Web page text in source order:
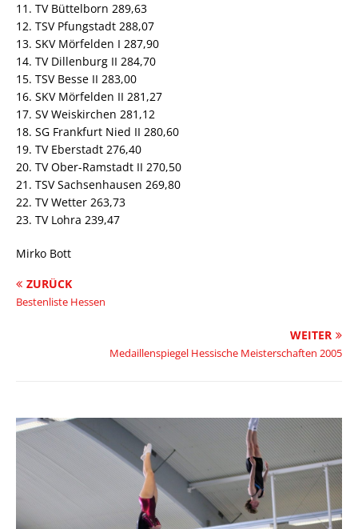
11. TV Büttelborn 289,63
12. TSV Pfungstadt 288,07
13. SKV Mörfelden I 287,90
14. TV Dillenburg II 284,70
15. TSV Besse II 283,00
16. SKV Mörfelden II 281,27
17. SV Weiskirchen 281,12
18. SG Frankfurt Nied II 280,60
19. TV Eberstadt 276,40
20. TV Ober-Ramstadt II 270,50
21. TSV Sachsenhausen 269,80
22. TV Wetter 263,73
23. TV Lohra 239,47
Mirko Bott
ZURÜCK
Bestenliste Hessen
WEITER
Medaillenspiegel Hessische Meisterschaften 2005